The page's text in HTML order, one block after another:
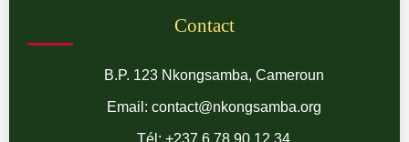
Contact
B.P. 123 Nkongsamba, Cameroun
Email: contact@nkongsamba.org
Tél: +237 6 78 90 12 34